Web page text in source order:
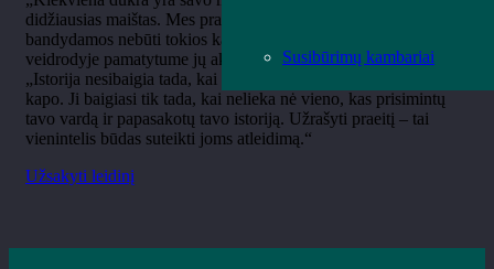
Susibūrimų kambariai
didžiausias maištas. Mes praleidžiame pusę gyvenimo
bandydamos nebūti tokios kaip jos, kad galiausiai vieną rytą
veidrodyje pamatytume jų akis.“
„Istorija nesibaigia tada, kai numeta paskutinį žemės saują ant
kapo. Ji baigiasi tik tada, kai nelieka nė vieno, kas prisimintų
tavo vardą ir papasakotų tavo istoriją. Užrašyti praeitį – tai
vienintelis būdas suteikti joms atleidimą.“
Užsakyti leidinį